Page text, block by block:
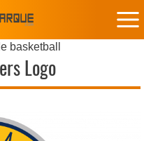
basketball
Logo